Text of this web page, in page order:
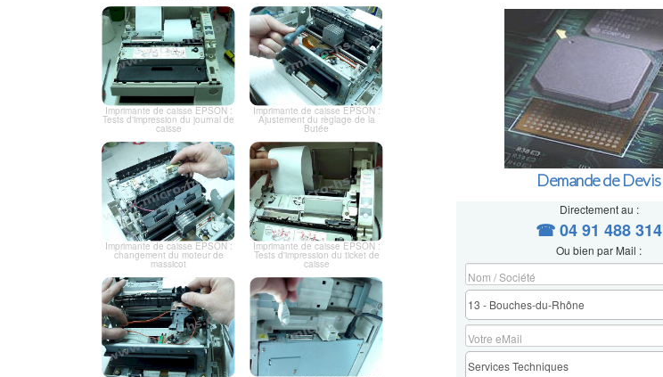
Imprimante de caisse EPSON :
Tests d'impression du journal de
caisse
Imprimante de caisse EPSON :
Ajustement du règlage de la
Butée
Imprimante de caisse EPSON :
changement du moteur de
massicot
Imprimante de caisse EPSON :
Tests d'impression du ticket de
caisse
Demande de Devis
Directement au :
☎ 04 91 488 314
Ou bien par Mail :